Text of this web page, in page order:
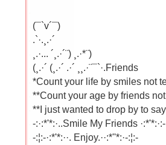
(¯`v´¯)
.`·.¸.·´
¸.·... ´¸.·´¨) ¸.·*¨)
(¸.·´ (¸.·´ .·´ ¸¸.·¨¯`·.Friends
*Count your life by smiles not
**Count your age by friends
**I just wanted to drop by to
-:·:*'*:·..Smile My Friends ·:*'*:·:-
-:¦:-·:*'*:··. Enjoy.··:*''*:·-:¦:-